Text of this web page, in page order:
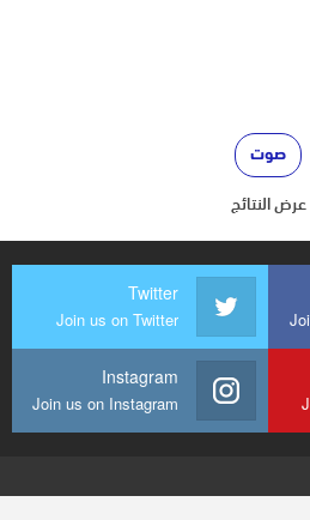
عرض النتائج
Twitter
Join us on Twitter
Instagram
Join us on Instagram